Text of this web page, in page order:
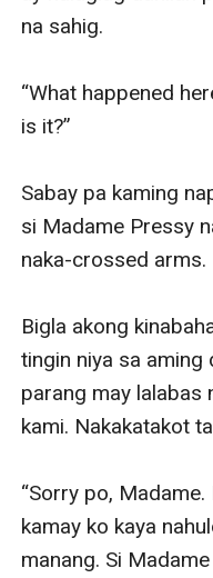
na sahig.
“What happened
is it?”
Sabay pa kaming
si Madame Pressy
naka-crossed arms.
Bigla akong
tingin niya sa aming
parang may lalabas
kami. Nakakatakot
“Sorry po,
kamay ko kaya
manang. Si